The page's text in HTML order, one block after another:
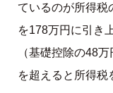
ているのが所得税
を178万円に引き
（基礎控除の48
を超えると所得税